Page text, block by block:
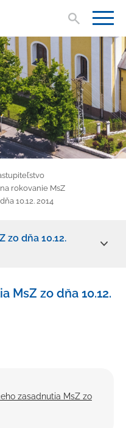
rokovanie MsZ
10.12. 2014
zo dňa 10.12.
zastupiteľstva Nemšová
MsZ zo dňa 10.12.
zasadnutia MsZ zo